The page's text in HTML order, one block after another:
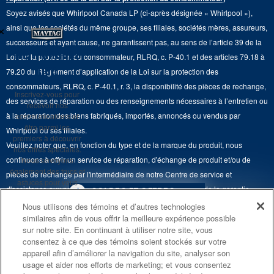
Suivre ma commande
Services de livraison et d'installation
Retours et échanges
Accessibilité
Services d'abonnement
Résidents du Québec
Duos de Lessive
Hottes
Fours à micro-ondes
Monsieur Maytag
Carrières
Whirlpool et Corporation
Whirlpool au Canada
Soyez avisés que Whirlpool Canada LP (ci-après désignée « Whirlpool »),
ainsi que les sociétés du même groupe, ses filiales, sociétés mères, assureurs,
successeurs et ayant cause, ne garantissent pas, au sens de l’article 39 de la
Loi sur la protection du consommateur, RLRQ, c. P-40.1 et des articles 79.18 à
79.20 du Règlement d’application de la Loi sur la protection des
consommateurs, RLRQ, c. P-40.1, r. 3, la disponibilité des pièces de rechange,
des services de réparation ou des renseignements nécessaires à l’entretien ou
à la réparation des biens fabriqués, importés, annoncés ou vendus par
Whirlpool ou ses filiales.
Veuillez noter que, en fonction du type et de la marque du produit, nous
continuons à offrir un service de réparation, d'échange de produit et/ou de
pièces de rechange par l'intermédiaire de notre Centre de service et
d'assistance aux propriétaires, sous réserve des conditions de la garantie
limitée du fabricant. Pour plus d'informations, veuillez consulter les sites Web
de nos différentes marques sous la rubrique « Service et assistance » ou
appeler le 1-800-807-6777. Pour InSinkErator, appelez le 1-800-561-1700.
Ce marchand en ligne est situé au 200-6750, avenue Century, Mississauga
Ne manquez
rien
Inscrivez-vous pour
recevoir nos
communications et
être parmi les
premiers à découvrir
nos offres spéciales.
Nous envoyons
également des trucs et
astuces pour vous
aider à tirer le meilleur
parti de vos
électroménagers.
S'INSCRIRE
**Une fois que je
m’inscris, Whirlpool
4 SOLDES ET OFFRES
PROMOTION DES
ENSEMBLES DE CUISINE
Finit le 8/26/26
ÉCONOMISEZ JUSQU’À 300 $*
à l’achat de plusieurs électroménagers de
ACTUELLEMENT
DISPONIBLE
CENTRE DE
Nous utilisons des témoins et d’autres technologies
similaires afin de vous offrir la meilleure expérience possible
sur notre site. En continuant à utiliser notre site, vous
consentez à ce que des témoins soient stockés sur votre
appareil afin d’améliorer la navigation du site, analyser son
usage et aider nos efforts de marketing; et vous consentez